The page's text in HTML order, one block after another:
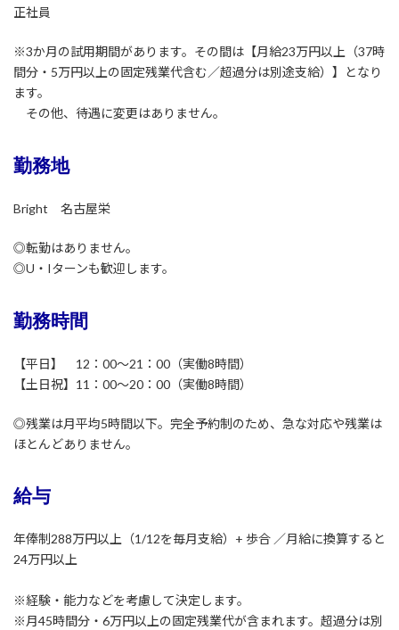
正社員
※3か月の試用期間があります。その間は【月給23万円以上（37時
間分・5万円以上の固定残業代含む／超過分は別途支給）】となり
ます。
その他、待遇に変更はありません。
勤務地
Bright 名古屋栄
◎転勤はありません。
◎U・Iターンも歓迎します。
勤務時間
【平日】 12：00～21：00（実働8時間）
【土日祝】11：00～20：00（実働8時間）
◎残業は月平均5時間以下。完全予約制のため、急な対応や残業は
ほとんどありません。
給与
年俸制288万円以上（1/12を毎月支給）+ 歩合 ／月給に換算すると
24万円以上
※経験・能力などを考慮して決定します。
※月45時間分・6万円以上の固定残業代が含まれます。超過分は別